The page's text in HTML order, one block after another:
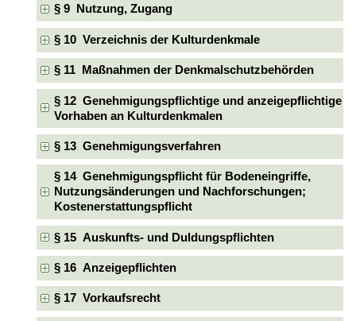
§ 9 Nutzung, Zugang
§ 10 Verzeichnis der Kulturdenkmale
§ 11 Maßnahmen der Denkmalschutzbehörden
§ 12 Genehmigungspflichtige und anzeigepflichtige
Vorhaben an Kulturdenkmalen
§ 13 Genehmigungsverfahren
§ 14 Genehmigungspflicht für Bodeneingriffe,
Nutzungsänderungen und Nachforschungen;
Kostenerstattungspflicht
§ 15 Auskunfts- und Duldungspflichten
§ 16 Anzeigepflichten
§ 17 Vorkaufsrecht